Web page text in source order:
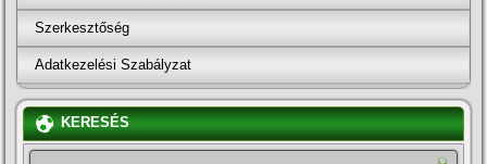
Szerkesztőség
Adatkezelési Szabályzat
KERESÉS